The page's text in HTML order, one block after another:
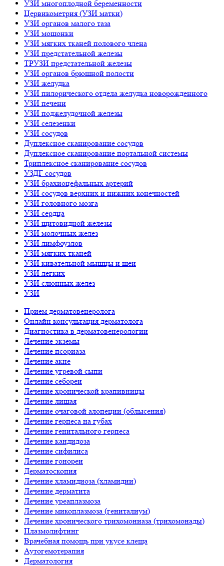
УЗИ многоплодной беременности
Цервикометрия (УЗИ матки)
УЗИ органов малого таза
УЗИ мошонки
УЗИ мягких тканей полового члена
УЗИ предстательной железы
ТРУЗИ предстательной железы
УЗИ органов брюшной полости
УЗИ желудка
УЗИ пилорического отдела желудка новорожденного
УЗИ печени
УЗИ поджелудочной железы
УЗИ селезенки
УЗИ сосудов
Дуплексное сканирование сосудов
Дуплексное сканирование портальной системы
Триплексное сканирование сосудов
УЗДГ сосудов
УЗИ брахиоцефальных артерий
УЗИ сосудов верхних и нижних конечностей
УЗИ головного мозга
УЗИ сердца
УЗИ щитовидной железы
УЗИ молочных желез
УЗИ лимфоузлов
УЗИ мягких тканей
УЗИ кивательной мышцы и шеи
УЗИ легких
УЗИ слюнных желез
УЗИ
Прием дерматовенеролога
Онлайн консультация дерматолога
Диагностика в дерматовенерологии
Лечение экземы
Лечение псориаза
Лечение акне
Лечение угревой сыпи
Лечение себореи
Лечение хронической крапивницы
Лечение лишая
Лечение очаговой алопеции (облысения)
Лечение герпеса на губах
Лечение генитального герпеса
Лечение кандидоза
Лечение сифилиса
Лечение гонореи
Дерматоскопия
Лечение хламидиоза (хламидии)
Лечение дерматита
Лечение уреаплазмоза
Лечение микоплазмоза (гениталиум)
Лечение хронического трихомониаза (трихомонады)
Плазмолифтинг
Врачебная помощь при укусе клеща
Аутогемотерапия
Дерматология